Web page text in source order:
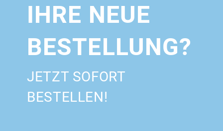
IHRE NEUE
BESTELLUNG?
JETZT SOFORT
BESTELLEN!